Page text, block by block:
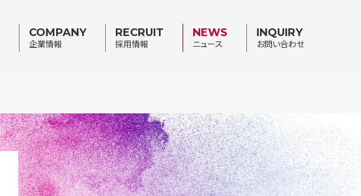
COMPANY
企業情報
RECRUIT
採用情報
採用応募フォーム
PT+ Blog
NEWS
ニュース
INQUIRY
お問い合わせ